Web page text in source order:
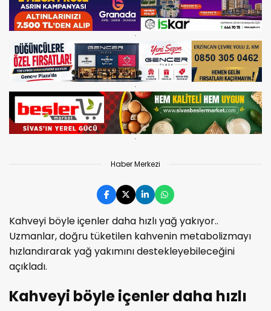
Haber Merkezi
Kahveyi böyle içenler daha hızlı yağ yakıyor..
Uzmanlar, doğru tüketilen kahvenin metabolizmayı
hızlandırarak yağ yakımını destekleyebileceğini
açıkladı.
Kahveyi böyle içenler daha hızlı